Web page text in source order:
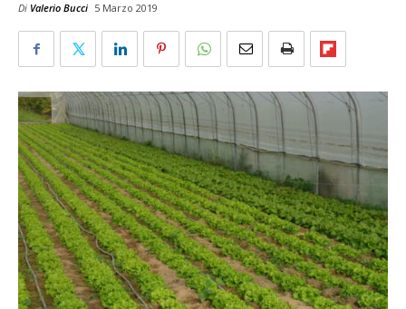
Di Valerio Bucci 5 Marzo 2019